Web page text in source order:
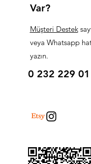
Var?
Müşteri Destek
veya Whatsapp
yazın.
0 232 229